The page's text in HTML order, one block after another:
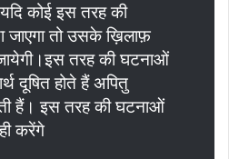
कोई इस तरह की
जाएगा तो उसके ख़िलाफ़
जायेगी।इस तरह की घटनाओं
दूषित होते हैं अपितु
हैं। इस तरह की घटनाओं
करेंगे